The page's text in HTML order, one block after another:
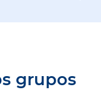
grupos